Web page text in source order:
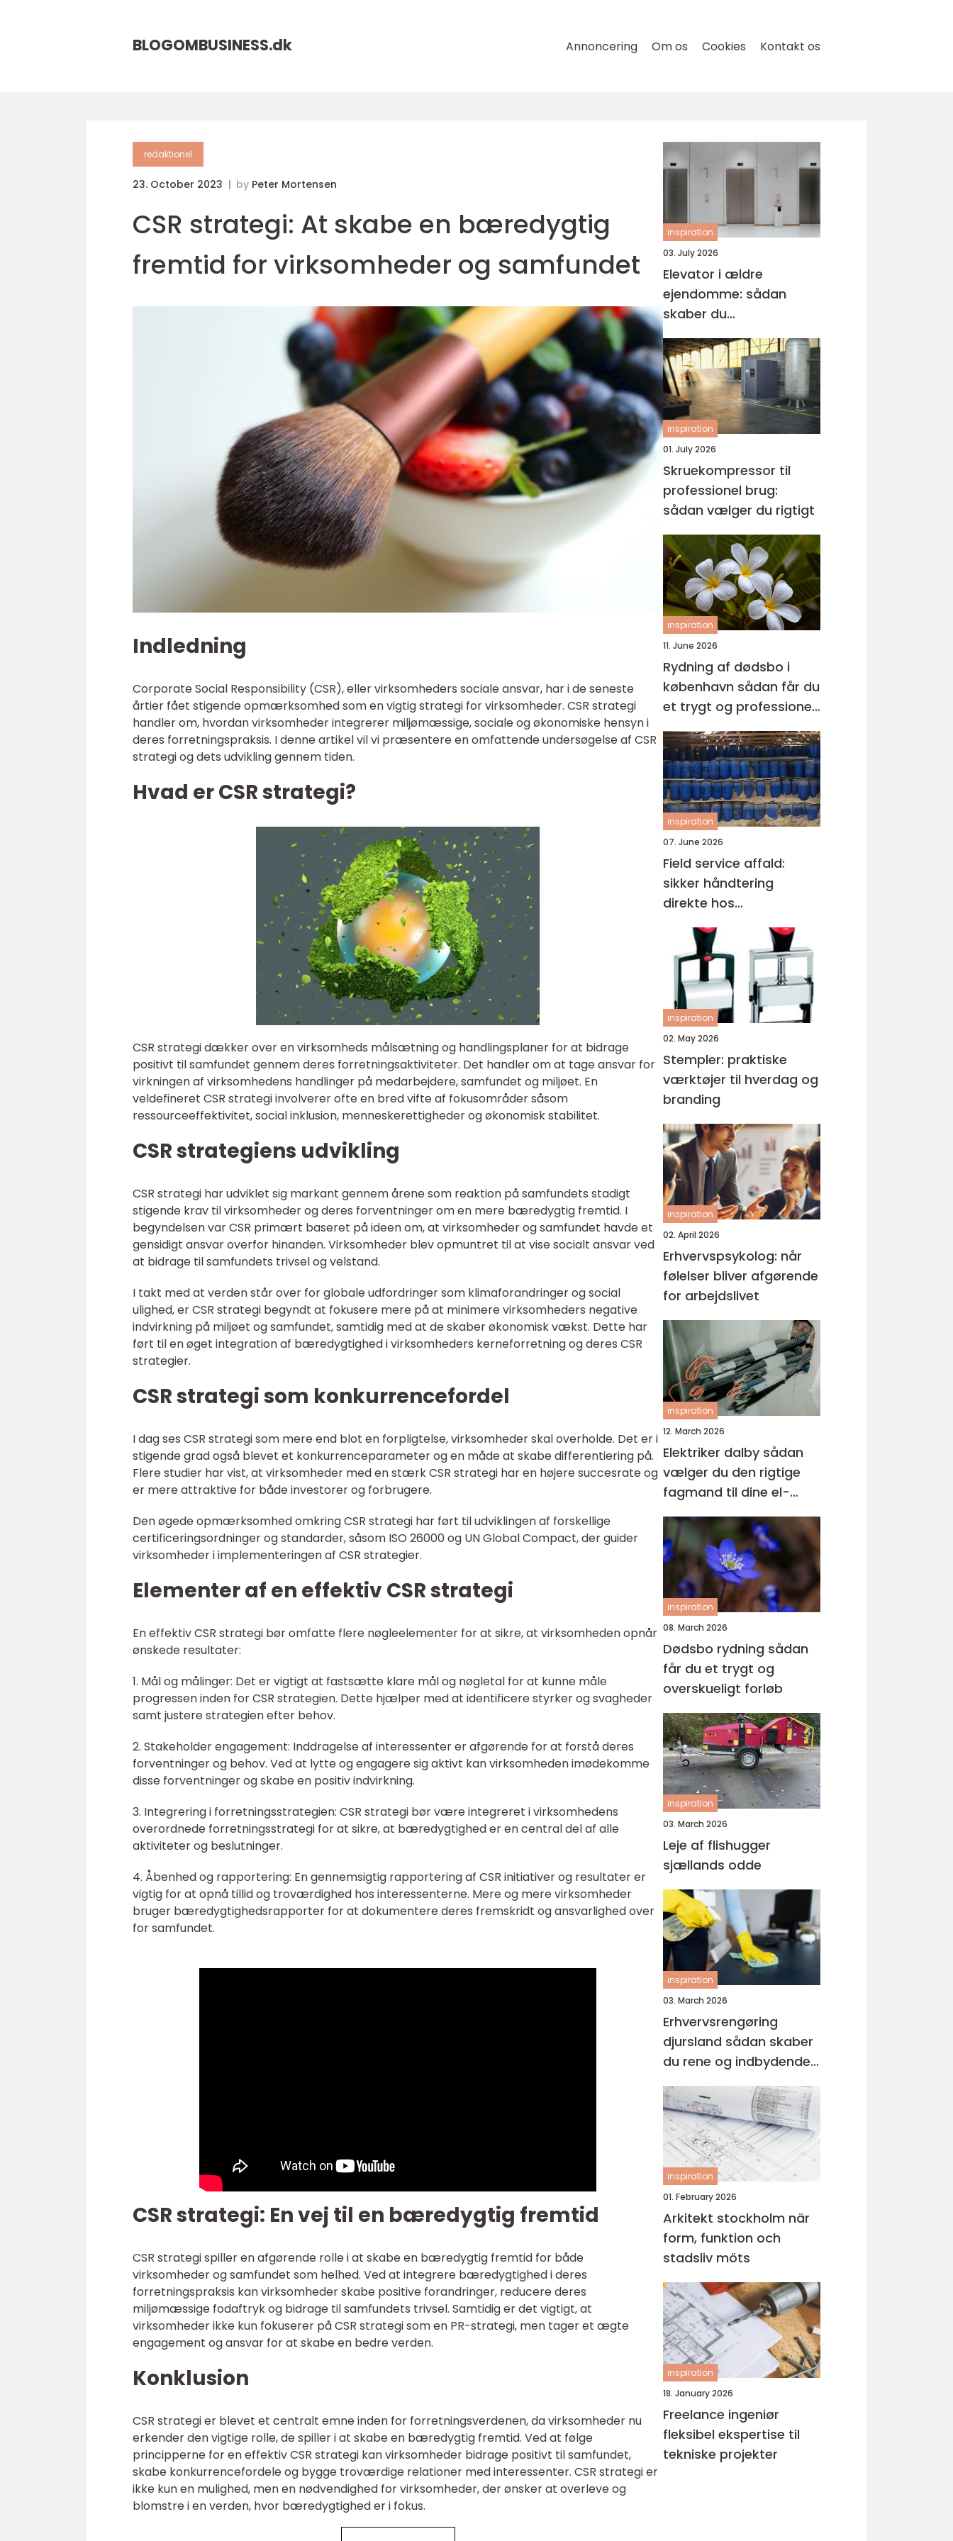
BLOGOMBUSINESS.dk Annoncering Om os Cookies Kontakt os
redaktionel
23. October 2023 by Peter Mortensen
CSR strategi: At skabe en bæredygtig
fremtid for virksomheder og samfundet
Indledning
Corporate Social Responsibility (CSR), eller virksomheders sociale ansvar, har i de seneste
årtier fået stigende opmærksomhed som en vigtig strategi for virksomheder. CSR strategi
handler om, hvordan virksomheder integrerer miljømæssige, sociale og økonomiske hensyn i
deres forretningspraksis. I denne artikel vil vi præsentere en omfattende undersøgelse af CSR
strategi og dets udvikling gennem tiden.
Hvad er CSR strategi?
CSR strategi dækker over en virksomheds målsætning og handlingsplaner for at bidrage
positivt til samfundet gennem deres forretningsaktiviteter. Det handler om at tage ansvar for
virkningen af virksomhedens handlinger på medarbejdere, samfundet og miljøet. En
veldefineret CSR strategi involverer ofte en bred vifte af fokusområder såsom
ressourceeffektivitet, social inklusion, menneskerettigheder og økonomisk stabilitet.
CSR strategiens udvikling
CSR strategi har udviklet sig markant gennem årene som reaktion på samfundets stadigt
stigende krav til virksomheder og deres forventninger om en mere bæredygtig fremtid. I
begyndelsen var CSR primært baseret på ideen om, at virksomheder og samfundet havde et
gensidigt ansvar overfor hinanden. Virksomheder blev opmuntret til at vise socialt ansvar ved
at bidrage til samfundets trivsel og velstand.
I takt med at verden står over for globale udfordringer som klimaforandringer og social
ulighed, er CSR strategi begyndt at fokusere mere på at minimere virksomheders negative
indvirkning på miljøet og samfundet, samtidig med at de skaber økonomisk vækst. Dette har
ført til en øget integration af bæredygtighed i virksomheders kerneforretning og deres CSR
strategier.
CSR strategi som konkurrencefordel
I dag ses CSR strategi som mere end blot en forpligtelse, virksomheder skal overholde. Det er i
stigende grad også blevet et konkurrenceparameter og en måde at skabe differentiering på.
Flere studier har vist, at virksomheder med en stærk CSR strategi har en højere succesrate og
er mere attraktive for både investorer og forbrugere.
Den øgede opmærksomhed omkring CSR strategi har ført til udviklingen af forskellige
certificeringsordninger og standarder, såsom ISO 26000 og UN Global Compact, der guider
virksomheder i implementeringen af CSR strategier.
Elementer af en effektiv CSR strategi
En effektiv CSR strategi bør omfatte flere nøgleelementer for at sikre, at virksomheden opnår
ønskede resultater:
1. Mål og målinger: Det er vigtigt at fastsætte klare mål og nøgletal for at kunne måle
progressen inden for CSR strategien. Dette hjælper med at identificere styrker og svagheder
samt justere strategien efter behov.
2. Stakeholder engagement: Inddragelse af interessenter er afgørende for at forstå deres
forventninger og behov. Ved at lytte og engagere sig aktivt kan virksomheden imødekomme
disse forventninger og skabe en positiv indvirkning.
3. Integrering i forretningsstrategien: CSR strategi bør være integreret i virksomhedens
overordnede forretningsstrategi for at sikre, at bæredygtighed er en central del af alle
aktiviteter og beslutninger.
4. Åbenhed og rapportering: En gennemsigtig rapportering af CSR initiativer og resultater er
vigtig for at opnå tillid og troværdighed hos interessenterne. Mere og mere virksomheder
bruger bæredygtighedsrapporter for at dokumentere deres fremskridt og ansvarlighed over
for samfundet.
CSR strategi: En vej til en bæredygtig fremtid
CSR strategi spiller en afgørende rolle i at skabe en bæredygtig fremtid for både
virksomheder og samfundet som helhed. Ved at integrere bæredygtighed i deres
forretningspraksis kan virksomheder skabe positive forandringer, reducere deres
miljømæssige fodaftryk og bidrage til samfundets trivsel. Samtidig er det vigtigt, at
virksomheder ikke kun fokuserer på CSR strategi som en PR-strategi, men tager et ægte
engagement og ansvar for at skabe en bedre verden.
Konklusion
CSR strategi er blevet et centralt emne inden for forretningsverdenen, da virksomheder nu
erkender den vigtige rolle, de spiller i at skabe en bæredygtig fremtid. Ved at følge
principperne for en effektiv CSR strategi kan virksomheder bidrage positivt til samfundet,
skabe konkurrencefordele og bygge troværdige relationer med interessenter. CSR strategi er
ikke kun en mulighed, men en nødvendighed for virksomheder, der ønsker at overleve og
blomstre i en verden, hvor bæredygtighed er i fokus.
inspiration
03. July 2026
Elevator i ældre
ejendomme: sådan
skaber du
tilgængelighed uden at
ødelægge arkitekturen
inspiration
01. July 2026
Skruekompressor til
professionel brug:
sådan vælger du rigtigt
inspiration
11. June 2026
Rydning af dødsbo i
københavn sådan får du
et trygt og professionelt
forløb
inspiration
07. June 2026
Field service affald:
sikker håndtering
direkte hos
virksomheden
inspiration
02. May 2026
Stempler: praktiske
værktøjer til hverdag og
branding
inspiration
02. April 2026
Erhvervspsykolog: når
følelser bliver afgørende
for arbejdslivet
inspiration
12. March 2026
Elektriker dalby sådan
vælger du den rigtige
fagmand til dine el-
opgaver
inspiration
08. March 2026
Dødsbo rydning sådan
får du et trygt og
overskueligt forløb
inspiration
03. March 2026
Leje af flishugger
sjællands odde
inspiration
03. March 2026
Erhvervsrengøring
djursland sådan skaber
du rene og indbydende
erhvervslokaler
inspiration
01. February 2026
Arkitekt stockholm när
form, funktion och
stadsliv möts
inspiration
18. January 2026
Freelance ingeniør
fleksibel ekspertise til
tekniske projekter